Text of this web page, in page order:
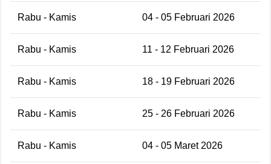
Rabu - Kamis 04 - 05 Februari 2026
Rabu - Kamis 11 - 12 Februari 2026
Rabu - Kamis 18 - 19 Februari 2026
Rabu - Kamis 25 - 26 Februari 2026
Rabu - Kamis 04 - 05 Maret 2026